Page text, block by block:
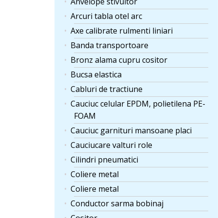
Arcuri tabla otel arc
Axe calibrate rulmenti liniari
Banda transportoare
Bronz alama cupru cositor
Bucsa elastica
Cabluri de tractiune
Cauciuc celular EPDM, polietilena PE-
FOAM
Cauciuc garnituri mansoane placi
Cauciucare valturi role
Cilindri pneumatici
Coliere metal
Coliere metal
Conductor sarma bobinaj